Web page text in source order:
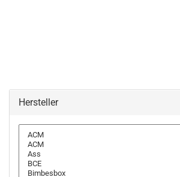
Hersteller